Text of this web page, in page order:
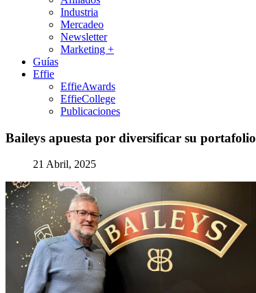
Industria
Mercadeo
Newsletter
Marketing +
Guías
Effie
EffieAwards
EffieCollege
Publicaciones
Baileys apuesta por diversificar su portafolio
21 Abril, 2025